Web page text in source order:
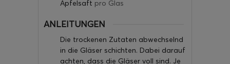
Apfelsaft pro Glas
ANLEITUNGEN
Die trockenen Zutaten abwechselnd
in die Gläser schichten. Dabei darauf
achten, dass die Gläser voll sind. Je